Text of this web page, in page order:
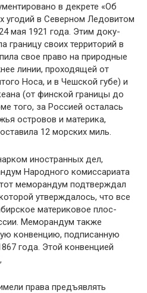
в декрете «Об
угодий в Северном Ледовитом
мая 1921 года. Этим доку­
границу своих тер­риторий в
свое право на природные
линии, проходящей от
Носа, и в Чешской губе) и
(от финской границы до
того, за Россией осталась
островов и материка,
12 морских миль.
иностран­ных дел,
Народ­ного комиссариата
меморандум подтверждал
утверждалось, что все
материковое плос­
Меморандум так­же
конвенцию, подписанную
го­да. Этой конвенцией
права предъяв­лять